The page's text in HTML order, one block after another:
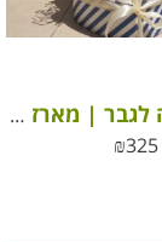
מארז מתנה לגבר | מארז מתנה לאבא
₪325